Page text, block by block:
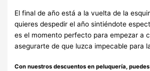
El final de año está a la vuelta de la
quieres despedir el año sintiéndote
es el momento perfecto para empezar a
asegurarte de que luzca impecable para
Con nuestrosdescuentos en peluquería,